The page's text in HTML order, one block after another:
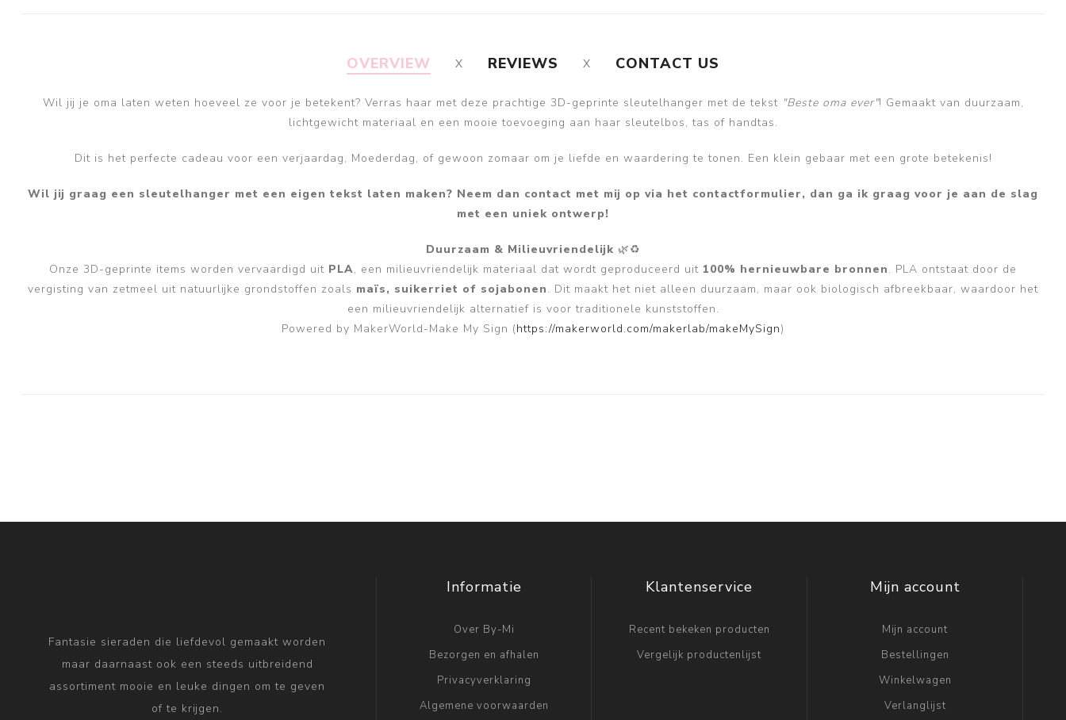
OVERVIEW REVIEWS CONTACT US
Wil jij je oma laten weten hoeveel ze voor je betekent? Verras haar met deze prachtige 3D-geprinte sleutelhanger met de tekst "Beste oma ever"! Gemaakt van duurzaam,
lichtgewicht materiaal en een mooie toevoeging aan haar sleutelbos, tas of handtas.
Dit is het perfecte cadeau voor een verjaardag, Moederdag, of gewoon zomaar om je liefde en waardering te tonen. Een klein gebaar met een grote betekenis!
Wil jij graag een sleutelhanger met een eigen tekst laten maken? Neem dan contact met mij op via het contactformulier, dan ga ik graag voor je aan de slag
met een uniek ontwerp!
Duurzaam & Milieuvriendelijk 🌿♻️
Onze 3D-geprinte items worden vervaardigd uit PLA, een milieuvriendelijk materiaal dat wordt geproduceerd uit 100% hernieuwbare bronnen. PLA ontstaat door de
vergisting van zetmeel uit natuurlijke grondstoffen zoals maïs, suikerriet of sojabonen. Dit maakt het niet alleen duurzaam, maar ook biologisch afbreekbaar, waardoor het
een milieuvriendelijk alternatief is voor traditionele kunststoffen.
Powered by MakerWorld-Make My Sign (https://makerworld.com/makerlab/makeMySign)
Fantasie sieraden die liefdevol gemaakt worden
maar daarnaast ook een steeds uitbreidend
assortiment mooie en leuke dingen om te geven
of te krijgen.
Informatie
Over By-Mi
Bezorgen en afhalen
Privacyverklaring
Algemene voorwaarden
Klantenservice
Recent bekeken producten
Vergelijk productenlijst
Mijn account
Mijn account
Bestellingen
Winkelwagen
Verlanglijst